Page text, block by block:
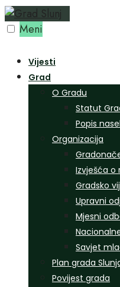
Preskoči
na Meni
Vijesti
Grad
O Gradu
Statut
Popis
Organizacija
Izvješća o
Gradsko
Upravni
Mjesni
Savjet
Plan grada
Povijest grada